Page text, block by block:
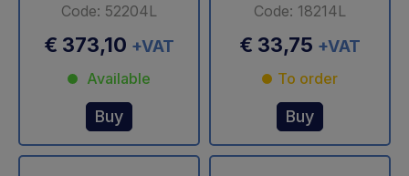
Code: 52204L
€ 373,10 +VAT
Available
Buy
Code: 18214L
€ 33,75 +VAT
To order
Buy